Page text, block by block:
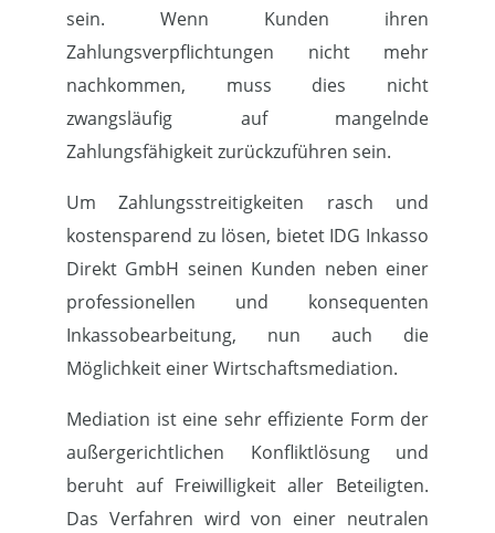
Downloads
Kontakt
Kundenportal
sein. Wenn Kunden ihren
Zahlungsverpflichtungen nicht mehr
nachkommen, muss dies nicht
zwangsläufig auf mangelnde
Zahlungsfähigkeit zurückzuführen sein.
Um Zahlungsstreitigkeiten rasch und
kostensparend zu lösen, bietet IDG Inkasso
Direkt GmbH seinen Kunden neben einer
professionellen und konsequenten
Inkassobearbeitung, nun auch die
Möglichkeit einer Wirtschaftsmediation.
Mediation ist eine sehr effiziente Form der
außergerichtlichen Konfliktlösung und
beruht auf Freiwilligkeit aller Beteiligten.
Das Verfahren wird von einer neutralen